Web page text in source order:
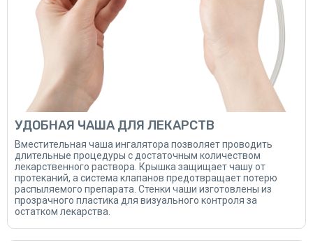
УДОБНАЯ ЧАША ДЛЯ ЛЕКАРСТВ
Вместительная чаша ингалятора позволяет проводить
длительные процедуры с достаточным количеством
лекарственного раствора. Крышка защищает чашу от
протеканий, а система клапанов предотвращает потерю
распыляемого препарата. Стенки чаши изготовлены из
прозрачного пластика для визуального контроля за
остатком лекарства.